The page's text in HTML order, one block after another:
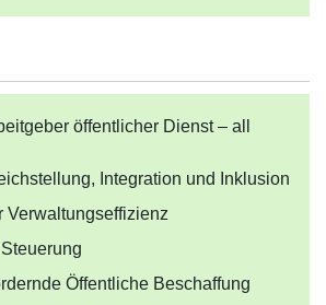
öffentlicher Dienst – all
Integration und Inklusion
Verwaltungseffizienz
Öffentliche Beschaffung